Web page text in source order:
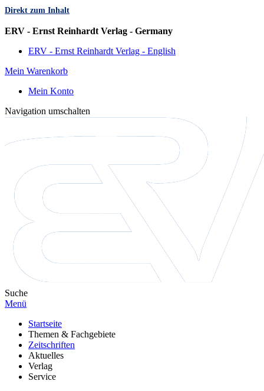
Direkt zum Inhalt
ERV - Ernst Reinhardt Verlag - Germany
ERV - Ernst Reinhardt Verlag - English
Mein Warenkorb
Mein Konto
Navigation umschalten
Suche
Menü
Startseite
Themen & Fachgebiete
Zeitschriften
Aktuelles
Verlag
Service